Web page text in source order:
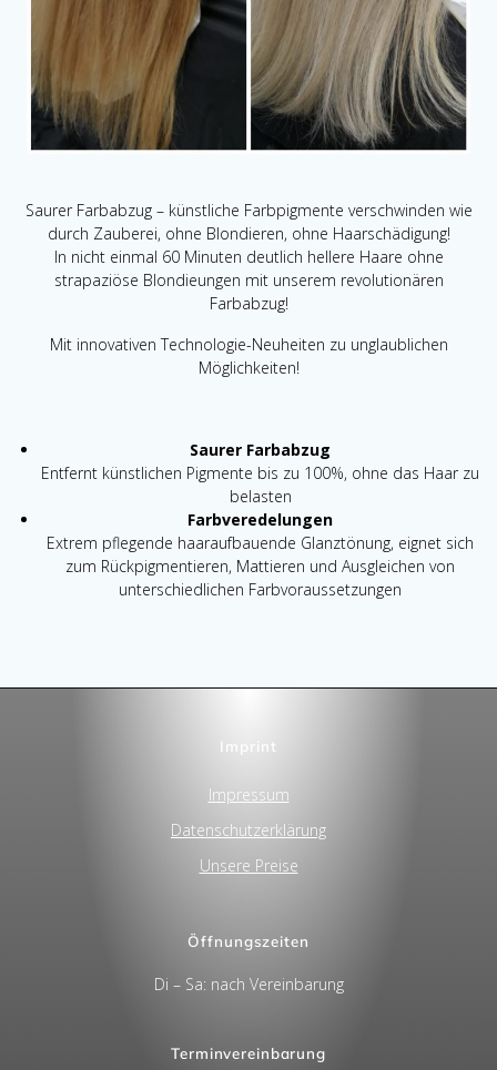
Saurer Farbabzug – künstliche Farbpigmente verschwinden wie
durch Zauberei, ohne Blondieren, ohne Haarschädigung!
In nicht einmal 60 Minuten deutlich hellere Haare ohne
strapaziöse Blondieungen mit unserem revolutionären
Farbabzug!
Mit innovativen Technologie-Neuheiten zu unglaublichen
Möglichkeiten!
Saurer Farbabzug
Entfernt künstlichen Pigmente bis zu 100%, ohne das Haar zu
belasten
Farbveredelungen
Extrem pflegende haaraufbauende Glanztönung, eignet sich
zum Rückpigmentieren, Mattieren und Ausgleichen von
unterschiedlichen Farbvoraussetzungen
Imprint
Impressum
Datenschutzerklärung
Unsere Preise
Öffnungszeiten
Di – Sa: nach Vereinbarung
Terminvereinbarung